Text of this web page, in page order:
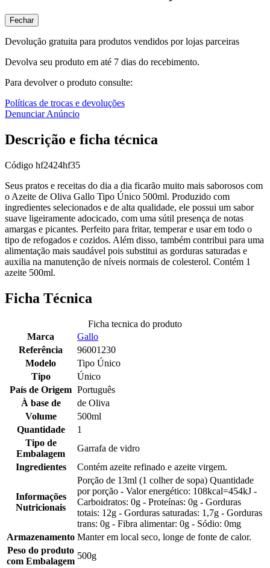
Fechar
Devolução gratuita para produtos vendidos por lojas parceiras
Devolva seu produto em até 7 dias do recebimento.
Para devolver o produto consulte:
Políticas de trocas e devoluções
Denunciar Anúncio
Descrição e ficha técnica
Código hf2424hf35
Seus pratos e receitas do dia a dia ficarão muito mais saborosos com
o Azeite de Oliva Gallo Tipo Único 500ml. Produzido com
ingredientes selecionados e de alta qualidade, ele possui um sabor
suave ligeiramente adocicado, com uma sútil presença de notas
amargas e picantes. Perfeito para fritar, temperar e usar em todo o
tipo de refogados e cozidos. Além disso, também contribui para uma
alimentação mais saudável pois substitui as gorduras saturadas e
auxilia na manutenção de níveis normais de colesterol. Contém 1
azeite 500ml.
Ficha Técnica
Ficha tecnica do produto
Marca
Gallo
Referência
96001230
Modelo
Tipo Único
Tipo
Único
País de Origem Português
À base de
de Oliva
Volume
500ml
Quantidade
1
Tipo de
Embalagem
Garrafa de vidro
Ingredientes
Contém azeite refinado e azeite virgem.
Informações
Nutricionais
Porção de 13ml (1 colher de sopa) Quantidade
por porção - Valor energético: 108kcal=454kJ -
Carboidratos: 0g - Proteínas: 0g - Gorduras
totais: 12g - Gorduras saturadas: 1,7g - Gorduras
trans: 0g - Fibra alimentar: 0g - Sódio: 0mg
Armazenamento Manter em local seco, longe de fonte de calor.
Peso do produto
com Embalagem
500g